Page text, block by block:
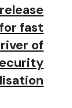
fast
of